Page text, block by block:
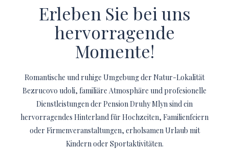
Erleben Sie bei uns
hervorragende
Momente!
Romantische und ruhige Umgebung der Natur-Lokalität
Bezrucovo udoli, familiäre Atmosphäre und profesionelle
Dienstleistungen der Pension Druhy Mlyn sind ein
hervorragendes Hinterland für Hochzeiten, Familienfeiern
oder Firmenveranstaltungen, erholsamen Urlaub mit
Kindern oder Sportaktivitäten.